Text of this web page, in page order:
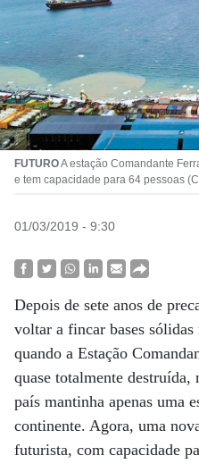
FUTUROA estação Comandante
e tem capacidade para 64 pessoas
01/03/2019 - 9:30
Depois de sete anos de
voltar a fincar bases
quando a Estação
quase totalmente
país mantinha apenas uma
continente. Agora, uma
futurista, com capacidade